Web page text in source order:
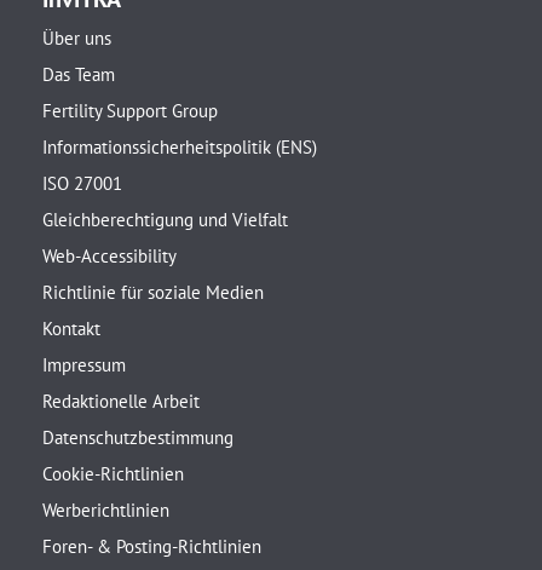
Über uns
Das Team
Fertility Support Group
Informationssicherheitspolitik (ENS)
ISO 27001
Gleichberechtigung und Vielfalt
Web-Accessibility
Richtlinie für soziale Medien
Kontakt
Impressum
Redaktionelle Arbeit
Datenschutzbestimmung
Cookie-Richtlinien
Werberichtlinien
Foren- & Posting-Richtlinien